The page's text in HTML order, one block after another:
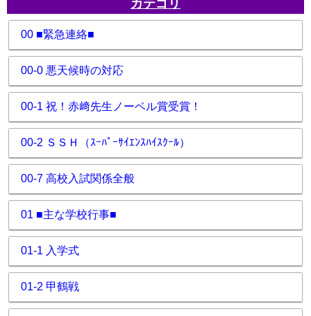
カテゴリ
00 ■緊急連絡■
00-0 悪天候時の対応
00-1 祝！赤﨑先生ノーベル賞受賞！
00-2 ＳＳＨ（ｽｰﾊﾟｰｻｲｴﾝｽﾊｲｽｸｰﾙ）
00-7 高校入試関係全般
01 ■主な学校行事■
01-1 入学式
01-2 甲鶴戦